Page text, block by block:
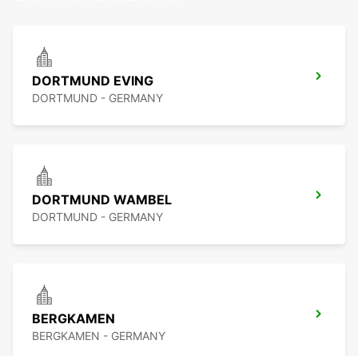
DORTMUND EVING
DORTMUND - GERMANY
DORTMUND WAMBEL
DORTMUND - GERMANY
BERGKAMEN
BERGKAMEN - GERMANY